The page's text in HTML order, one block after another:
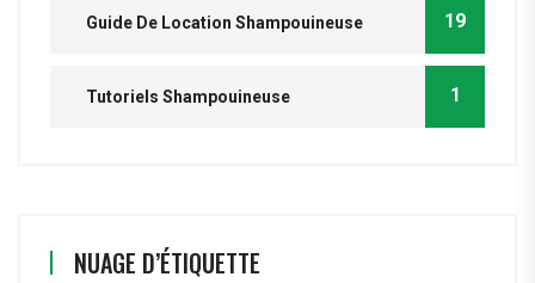
Guide De Location Shampouineuse 19
Tutoriels Shampouineuse 1
NUAGE D’ÉTIQUETTE